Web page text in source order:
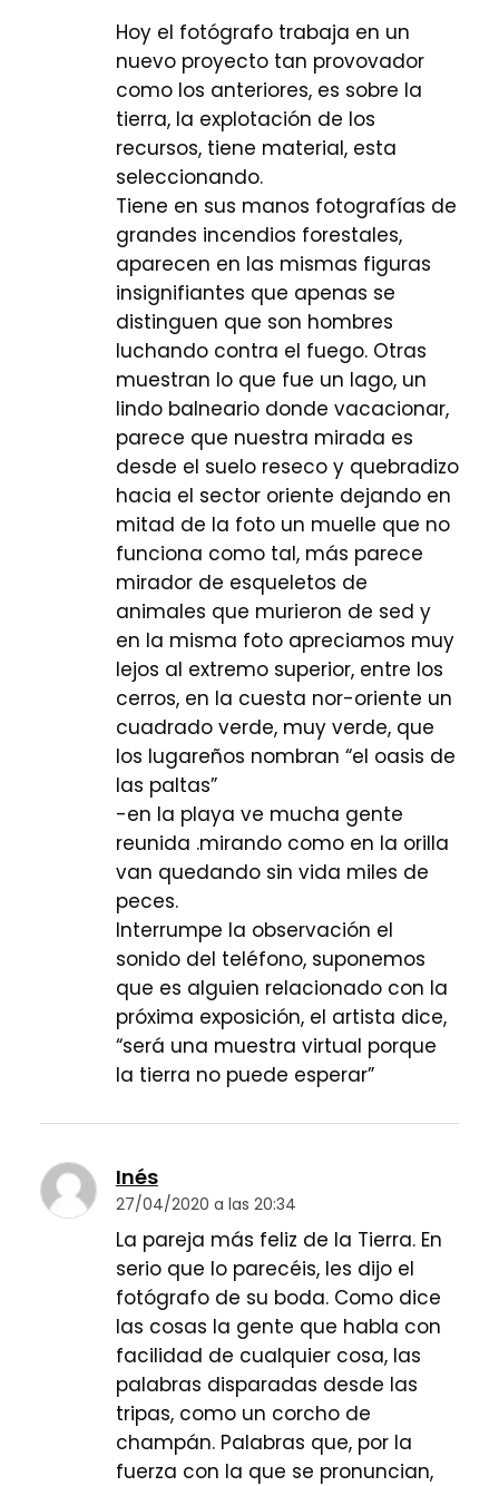
Hoy el fotógrafo trabaja en un
nuevo proyecto tan provovador
como los anteriores, es sobre la
tierra, la explotación de los
recursos, tiene material, esta
seleccionando.
Tiene en sus manos fotografías de
grandes incendios forestales,
aparecen en las mismas figuras
insignifiantes que apenas se
distinguen que son hombres
luchando contra el fuego. Otras
muestran lo que fue un lago, un
lindo balneario donde vacacionar,
parece que nuestra mirada es
desde el suelo reseco y quebradizo
hacia el sector oriente dejando en
mitad de la foto un muelle que no
funciona como tal, más parece
mirador de esqueletos de
animales que murieron de sed y
en la misma foto apreciamos muy
lejos al extremo superior, entre los
cerros, en la cuesta nor-oriente un
cuadrado verde, muy verde, que
los lugareños nombran “el oasis de
las paltas”
-en la playa ve mucha gente
reunida .mirando como en la orilla
van quedando sin vida miles de
peces.
Interrumpe la observación el
sonido del teléfono, suponemos
que es alguien relacionado con la
próxima exposición, el artista dice,
“será una muestra virtual porque
la tierra no puede esperar”
Inés
27/04/2020 a las 20:34
La pareja más feliz de la Tierra. En
serio que lo parecéis, les dijo el
fotógrafo de su boda. Como dice
las cosas la gente que habla con
facilidad de cualquier cosa, las
palabras disparadas desde las
tripas, como un corcho de
champán. Palabras que, por la
fuerza con la que se pronuncian,